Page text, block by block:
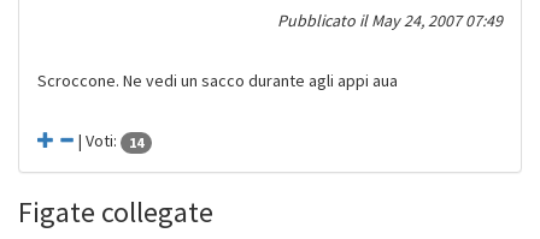
Pubblicato ilMay 24, 2007 07:49
Scroccone. Ne vedi un sacco durante agli appi aua
| Voti: 14
Figate collegate